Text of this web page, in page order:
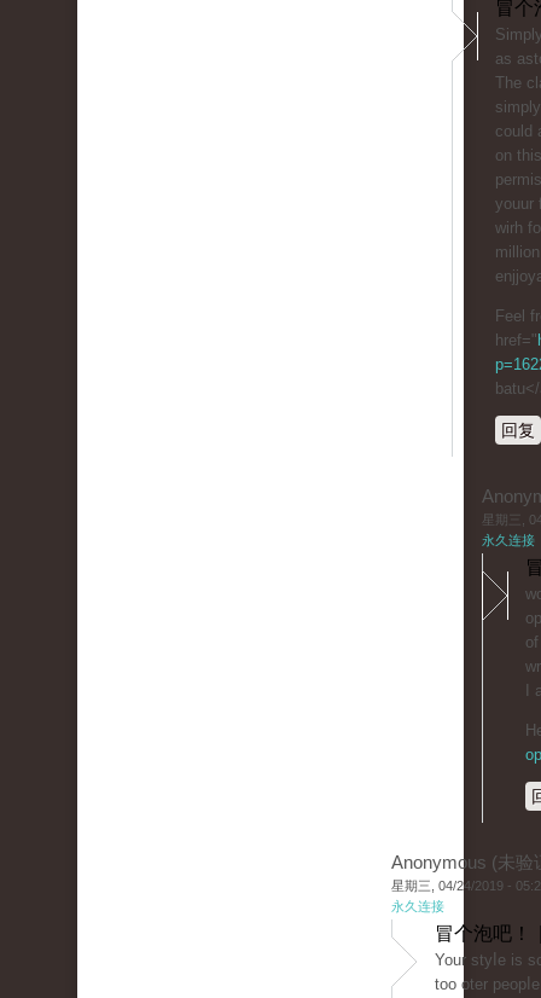
冒个
as
The
could
on
youur
wіrh
Feel
href="
回复
星期三,
永久连接
Anonymous (未验
星期三, 04/24/2019 -
永久连接
冒个泡吧！
Your styⅼe is
too oter